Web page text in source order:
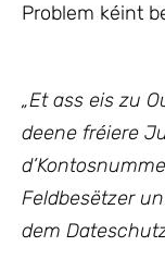
Problem kéint
„Et ass eis zu
deene fréiere
Feldbesëtzer
dem